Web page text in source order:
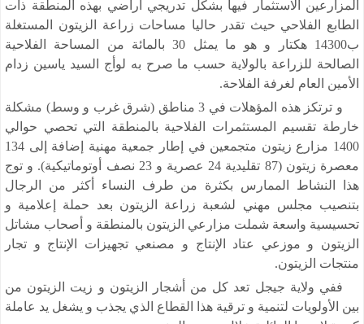
المزارعين الاستثمار فيها بشكل تدريجي أراضي بهذه المنطقة ذات
الطابع الفلاحي حيث تقدر حاليا مساحات زراعة الزيتون المستغلة
ب14300 هكتار و هو ما يمثل 30 بالمائة من المساحة الفلاحية
الصالحة للزراعة بالولاية حسب ما صرح به لوأج السيد ياسين زدام
الأمين العام لغرفة الفلاحة.
و ترتكز هذه المؤهلات في 3 مناطق (شرق غرب و وسط) مشكلة
خارطة تقسيم المستثمرات الفلاحية بالمنطقة التي تحصي حوالي
1400 مزارع زيتون متجمعين في إطار جمعية مهنية إضافة إلى 134
معصرة زيتون (87 تقليدية 24 عصرية و 23 نصف أوتوماتيكية). و توج
هذا النشاط الممارس بكثرة من طرف النساء أكثر من الرجال
بتنصيب مجلس مهني لشعبة زراعة الزيتون بعد حملة إعلامية و
تحسيسية واسعة شملت مزارعي الزيتون بالمنطقة و أصحاب مشاتل
الزيتون و موزعي عتاد الإنتاج و مصنعي تجهيزات الإنتاج و تجار
منتجات الزيتون.
ففي ولاية جيجل تعد كل من أشجار الزيتون و زيت الزيتون من
بين الأولويات لتنمية و ترقية هذا القطاع الذي يجذب و يشغل يد عاملة